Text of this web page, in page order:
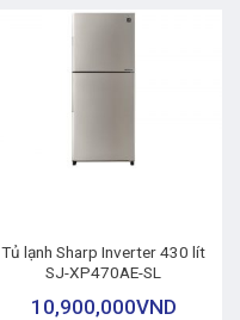
Tủ lạnh Sharp Inverter 430 lít
SJ-XP470AE-SL
10,900,000VND